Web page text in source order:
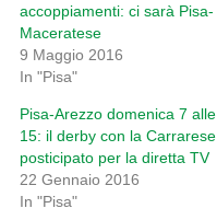
accoppiamenti: ci sarà Pisa-
Maceratese
9 Maggio 2016
In "Pisa"
Pisa-Arezzo domenica 7 alle
15: il derby con la Carrarese
posticipato per la diretta TV
22 Gennaio 2016
In "Pisa"